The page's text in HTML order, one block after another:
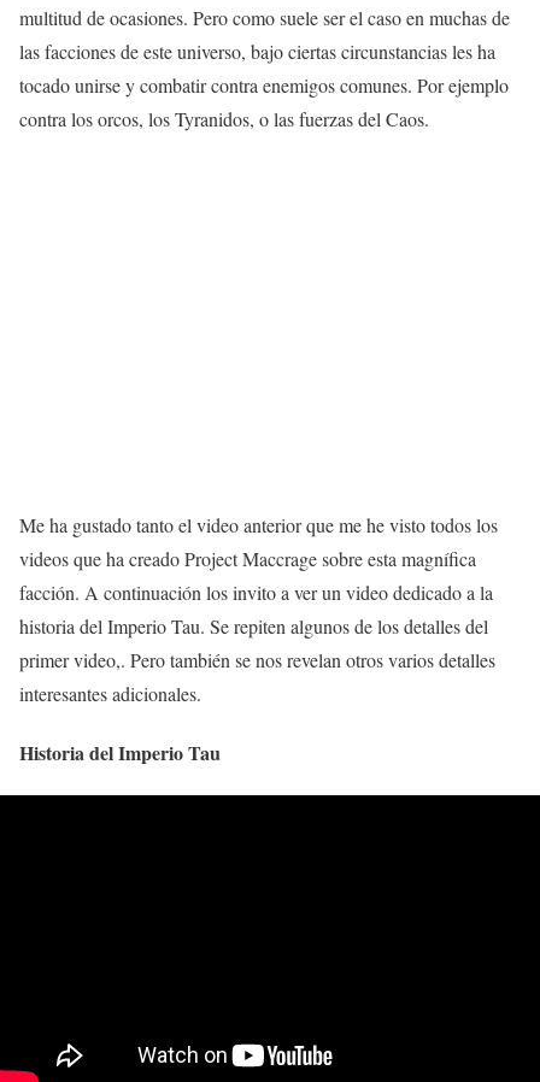
multitud de ocasiones. Pero como suele ser el caso en muchas de
las facciones de este universo, bajo ciertas circunstancias les ha
tocado unirse y combatir contra enemigos comunes. Por ejemplo
contra los orcos, los Tyranidos, o las fuerzas del Caos.
Me ha gustado tanto el video anterior que me he visto todos los
videos que ha creado Project Maccrage sobre esta magnífica
facción. A continuación los invito a ver un video dedicado a la
historia del Imperio Tau. Se repiten algunos de los detalles del
primer video,. Pero también se nos revelan otros varios detalles
interesantes adicionales.
Historia del Imperio Tau